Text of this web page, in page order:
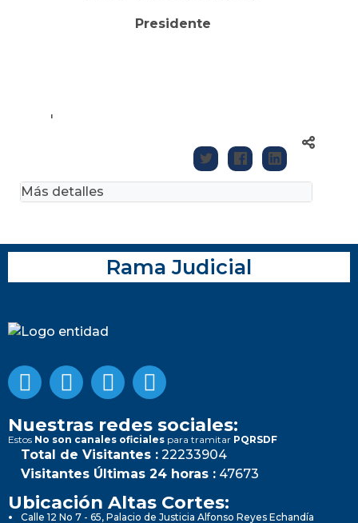
Presidente
'
Más detalles
Rama Judicial
Nuestras redes sociales:
Estos No son canales oficiales para tramitar PQRSDF
Total de Visitantes : 22233904
Visitantes Últimas 24 horas : 47673
Ubicación Altas Cortes:
Calle 12 No 7 - 65, Palacio de Justicia Alfonso Reyes Echandía